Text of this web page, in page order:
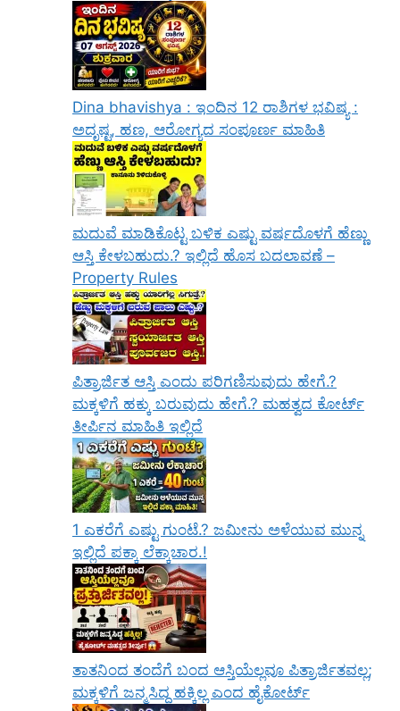
Dina bhavishya : ಇಂದಿನ 12 ರಾಶಿಗಳ ಭವಿಷ್ಯ :
ಅದೃಷ್ಟ, ಹಣ, ಆರೋಗ್ಯದ ಸಂಪೂರ್ಣ ಮಾಹಿತಿ
ಮದುವೆ ಮಾಡಿಕೊಟ್ಟ ಬಳಿಕ ಎಷ್ಟು ವರ್ಷದೊಳಗೆ ಹೆಣ್ಣು
ಆಸ್ತಿ ಕೇಳಬಹುದು.? ಇಲ್ಲಿದೆ ಹೊಸ ಬದಲಾವಣೆ –
Property Rules
ಪಿತ್ರಾರ್ಜಿತ ಆಸ್ತಿ ಎಂದು ಪರಿಗಣಿಸುವುದು ಹೇಗೆ.?
ಮಕ್ಕಳಿಗೆ ಹಕ್ಕು ಬರುವುದು ಹೇಗೆ.? ಮಹತ್ವದ ಕೋರ್ಟ್
ತೀರ್ಪಿನ ಮಾಹಿತಿ ಇಲ್ಲಿದೆ
1 ಎಕರೆಗೆ ಎಷ್ಟು ಗುಂಟೆ.? ಜಮೀನು ಅಳೆಯುವ ಮುನ್ನ
ಇಲ್ಲಿದೆ ಪಕ್ಕಾ ಲೆಕ್ಕಾಚಾರ.!
ತಾತನಿಂದ ತಂದೆಗೆ ಬಂದ ಆಸ್ತಿಯೆಲ್ಲವೂ ಪಿತ್ರಾರ್ಜಿತವಲ್ಲ;
ಮಕ್ಕಳಿಗೆ ಜನ್ಮಸಿದ್ಧ ಹಕ್ಕಿಲ್ಲ ಎಂದ ಹೈಕೋರ್ಟ್